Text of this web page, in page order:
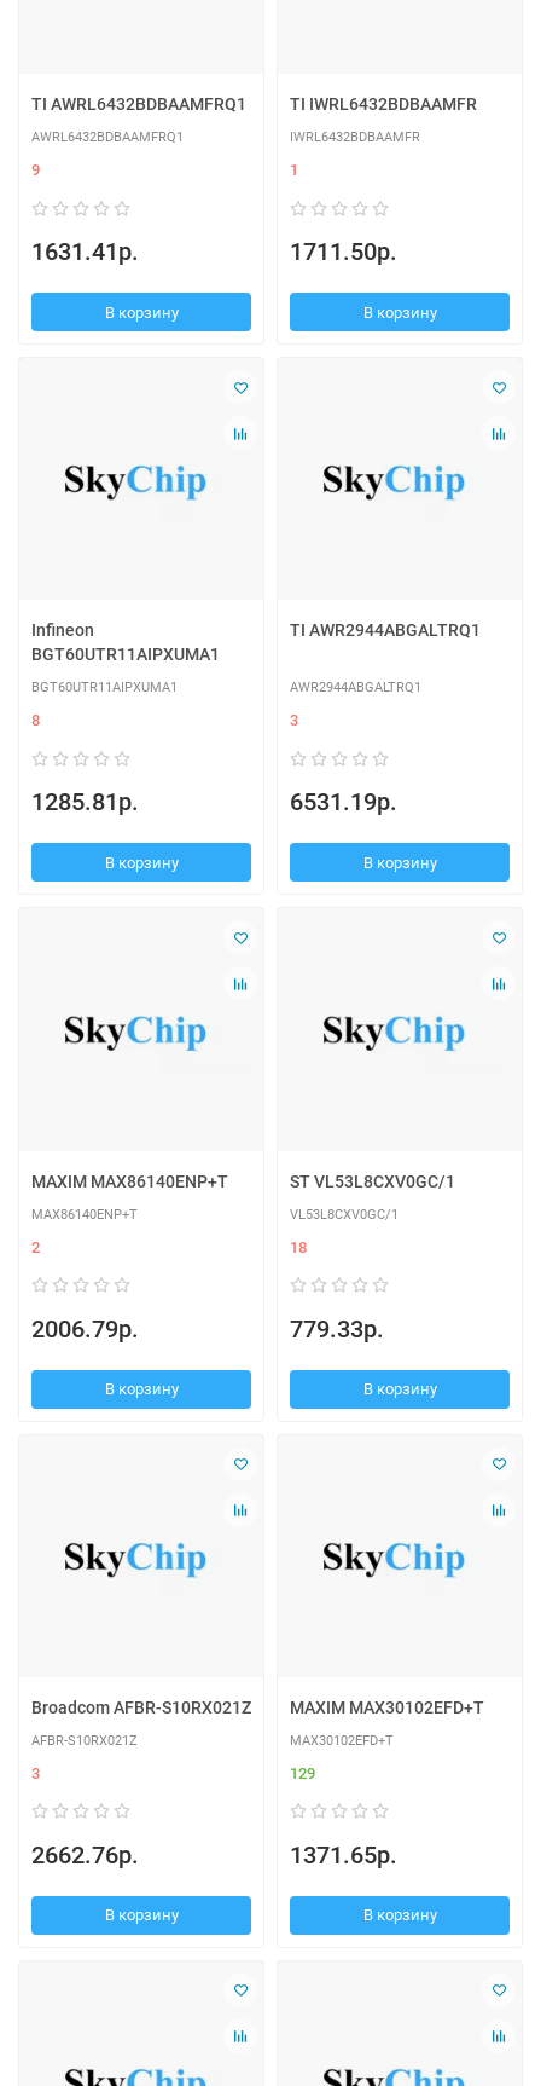
TI AWRL6432BDBAAMFRQ1
AWRL6432BDBAAMFRQ1
9
1631.41р.
В корзину
TI IWRL6432BDBAAMFR
IWRL6432BDBAAMFR
1
1711.50р.
В корзину
Infineon
BGT60UTR11AIPXUMA1
BGT60UTR11AIPXUMA1
8
1285.81р.
В корзину
TI AWR2944ABGALTRQ1
AWR2944ABGALTRQ1
3
6531.19р.
В корзину
MAXIM MAX86140ENP+T
MAX86140ENP+T
2
2006.79р.
В корзину
ST VL53L8CXV0GC/1
VL53L8CXV0GC/1
18
779.33р.
В корзину
Broadcom AFBR-S10RX021Z
AFBR-S10RX021Z
3
2662.76р.
В корзину
MAXIM MAX30102EFD+T
MAX30102EFD+T
129
1371.65р.
В корзину